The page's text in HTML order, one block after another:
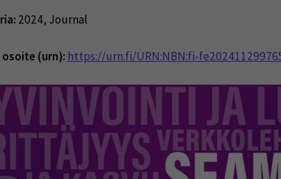
2024, Journal
(urn): https://urn.fi/URN:NBN:fi-